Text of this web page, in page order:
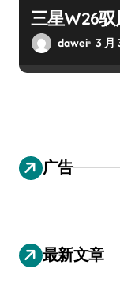
三星W26
dawei 3 月
广告
最新文章